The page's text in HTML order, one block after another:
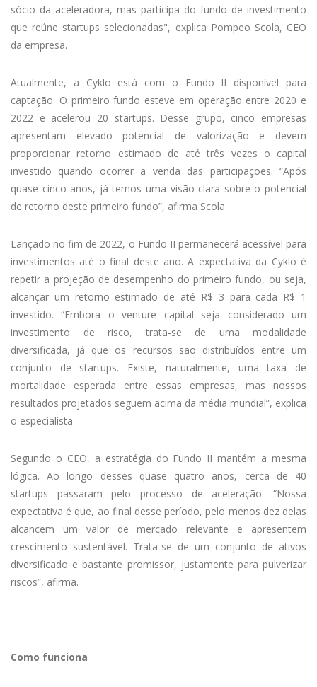
sócio da aceleradora, mas participa do fundo de investimento
que reúne startups selecionadas", explica Pompeo Scola, CEO
da empresa.
Atualmente, a Cyklo está com o Fundo II disponível para
captação. O primeiro fundo esteve em operação entre 2020 e
2022 e acelerou 20 startups. Desse grupo, cinco empresas
apresentam elevado potencial de valorização e devem
proporcionar retorno estimado de até três vezes o capital
investido quando ocorrer a venda das participações. “Após
quase cinco anos, já temos uma visão clara sobre o potencial
de retorno deste primeiro fundo”, afirma Scola.
Lançado no fim de 2022, o Fundo II permanecerá acessível para
investimentos até o final deste ano. A expectativa da Cyklo é
repetir a projeção de desempenho do primeiro fundo, ou seja,
alcançar um retorno estimado de até R$ 3 para cada R$ 1
investido. “Embora o venture capital seja considerado um
investimento de risco, trata-se de uma modalidade
diversificada, já que os recursos são distribuídos entre um
conjunto de startups. Existe, naturalmente, uma taxa de
mortalidade esperada entre essas empresas, mas nossos
resultados projetados seguem acima da média mundial”, explica
o especialista.
Segundo o CEO, a estratégia do Fundo II mantém a mesma
lógica. Ao longo desses quase quatro anos, cerca de 40
startups passaram pelo processo de aceleração. “Nossa
expectativa é que, ao final desse período, pelo menos dez delas
alcancem um valor de mercado relevante e apresentem
crescimento sustentável. Trata-se de um conjunto de ativos
diversificado e bastante promissor, justamente para pulverizar
riscos”, afirma.
Como funciona